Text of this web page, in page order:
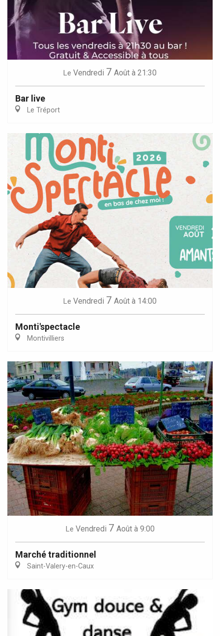
Le Vendredi 7 Août à 21:30
Bar live
Le Tréport
Le Vendredi 7 Août à 14:00
Monti'spectacle
Montivilliers
Le Vendredi 7 Août à 9:00
Marché traditionnel
Saint-Valery-en-Caux